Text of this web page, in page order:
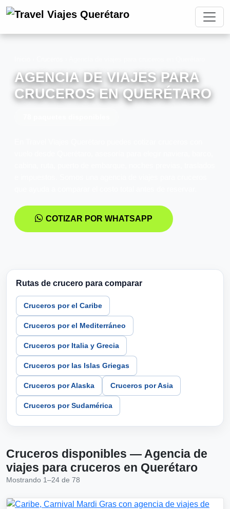
AGENCIA DE VIAJES PARA
CRUCEROS EN QUERÉTARO
COTIZAR POR WHATSAPP
Rutas de crucero para comparar
Cruceros por el Caribe
Cruceros por el Mediterráneo
Cruceros por Italia y Grecia
Cruceros por las Islas Griegas
Cruceros por Alaska Cruceros por Asia
Cruceros por Sudamérica
Cruceros disponibles — Agencia de
viajes para cruceros en Querétaro
Mostrando 1–24 de 78